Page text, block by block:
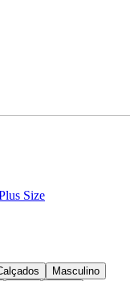
Size
Masculino